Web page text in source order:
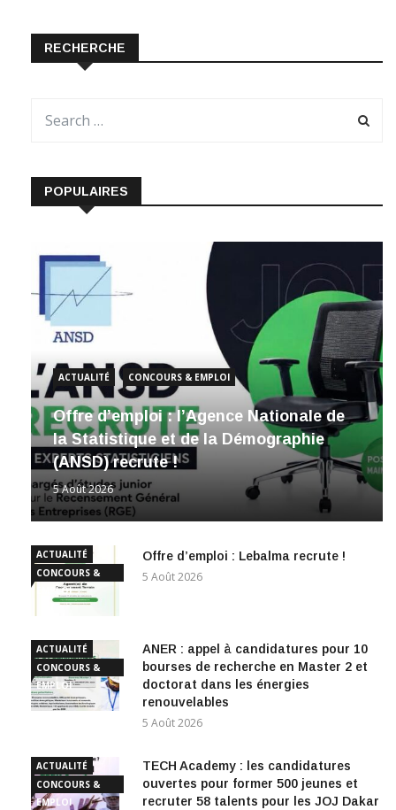
RECHERCHE
POPULAIRES
ACTUALITÉ CONCOURS & EMPLOI
Offre d’emploi : l’Agence Nationale de
la Statistique et de la Démographie
(ANSD) recrute !
5 Août 2026
ACTUALITÉ
CONCOURS &
EMPLOI
Offre d’emploi : Lebalma recrute !
5 Août 2026
ACTUALITÉ
CONCOURS &
EMPLOI
ANER : appel à candidatures pour 10
bourses de recherche en Master 2 et
doctorat dans les énergies
renouvelables
5 Août 2026
ACTUALITÉ
CONCOURS &
EMPLOI
TECH Academy : les candidatures
ouvertes pour former 500 jeunes et
recruter 58 talents pour les JOJ Dakar